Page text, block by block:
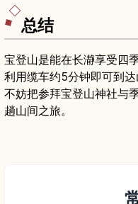
总结
宝登山是能在长瀞享受四
利用缆车约5分钟即可到达
不妨把参拜宝登山神社与
趟山间之旅。